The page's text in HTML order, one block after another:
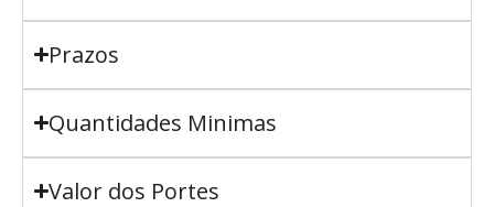
Prazos
Quantidades Minimas
Valor dos Portes